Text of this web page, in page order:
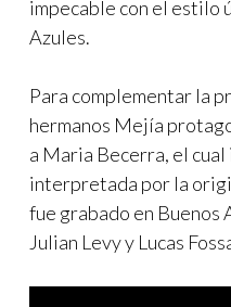
impecable con el estilo
Azules.
Para complementar la
hermanos Mejía
a Maria Becerra, el
interpretada por la
fue grabado en Buenos
Julian Levy y Lucas